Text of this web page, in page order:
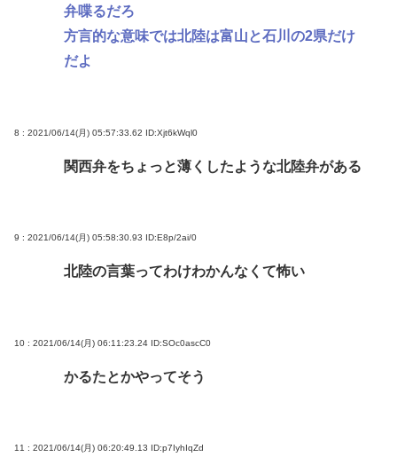
弁喋るだろ
方言的な意味では北陸は富山と石川の2県だけ
だよ
8 : 2021/06/14(月) 05:57:33.62 ID:Xjt6kWql0
関西弁をちょっと薄くしたような北陸弁がある
9 : 2021/06/14(月) 05:58:30.93 ID:E8p/2ai/0
北陸の言葉ってわけわかんなくて怖い
10 : 2021/06/14(月) 06:11:23.24 ID:SOc0ascC0
かるたとかやってそう
11 : 2021/06/14(月) 06:20:49.13 ID:p7IyhIqZd